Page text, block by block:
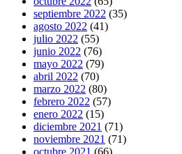
septiembre 2022 (35)
agosto 2022 (41)
julio 2022 (55)
junio 2022 (76)
mayo 2022 (79)
abril 2022 (70)
marzo 2022 (80)
febrero 2022 (57)
enero 2022 (15)
diciembre 2021 (71)
noviembre 2021 (71)
octubre 2021 (66)